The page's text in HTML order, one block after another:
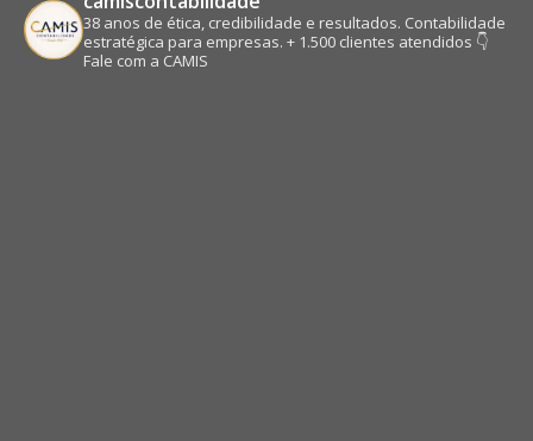
38 anos de ética, credibilidade e resultados. Contabilidade
estratégica para empresas. + 1.500 clientes atendidos 👇
Fale com a CAMIS